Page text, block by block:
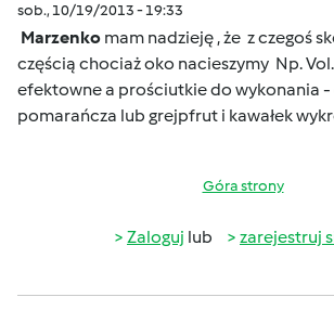
sob., 10/19/2013 - 19:33
Marzenko mam nadzieję , że z czegoś
częścią chociaż oko nacieszymy Np.
efektowne a prościutkie do wykonania -
pomarańcza lub grejpfrut i kawałek
Góra strony
Zaloguj lub zarejestruj